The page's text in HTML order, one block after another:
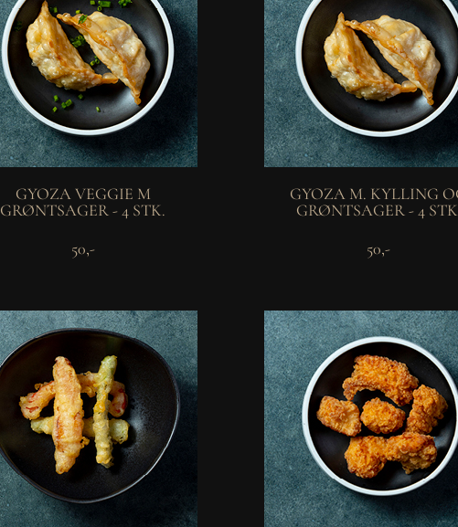
GYOZA VEGGIE M
GRØNTSAGER - 4 STK.
50,-
GYOZA M. KYLLING
GRØNTSAGER - 4
50,-